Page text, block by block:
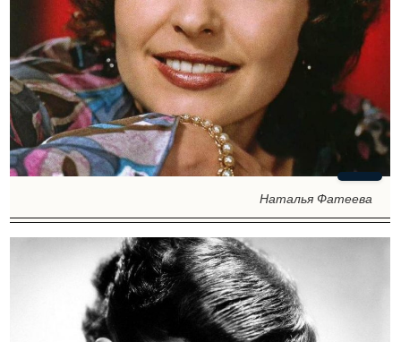
Наталья Фатеева